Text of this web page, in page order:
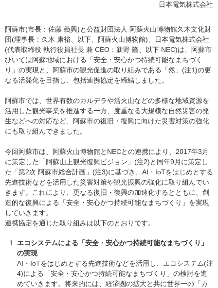
日本電気株式会社
阿蘇市(市長：佐藤 義興)と公益財団法人 阿蘇火山博物館久木文化財
団(理事長：久木 康裕、以下、阿蘇火山博物館)、日本電気株式会社
(代表取締役 執行役員社長 兼 CEO：新野 隆、以下 NEC)は、阿蘇市
ひいては阿蘇地域における「安全・安心かつ持続可能なまちづく
り」の実現と、阿蘇市の観光促進の取り組みである「然」(注1)の更
なる活発化を目指し、包括連携協定を締結しました。
阿蘇市では、世界有数のカルデラや活火山などの多様な地域資源を
活用した観光事業を推進する一方、度重なる大規模な自然災害の発
生などへの対応など、阿蘇市の復旧・復興に向けた災害対策の強化
にも取り組んできました。
今回阿蘇市は、阿蘇火山博物館とNECとの連携により、2017年3月
に策定した「阿蘇山上観光復興ビジョン」(注2)と同年9月に策定し
た「第2次 阿蘇市総合計画」(注3)に基づき、AI・IoTをはじめとする
先進技術などを活用した災害対策や観光振興の強化に取り組んでい
きます。これにより、更なる復旧・復興の加速化するとともに、創
造的な復興による「安全・安心かつ持続可能なまちづくり」を実現
していきます。
連携協定を通じた取り組みは以下のとおりです。
エコシステムによる「安全・安心かつ持続可能なまちづくり」
の実現
AI・IoTをはじめとする先進技術などを活用し、エコシステム(注
4)による「安全・安心かつ持続可能なまちづくり」の検討を進
めていきます。将来的には、経済圏の拡大と共に世界一の「カ